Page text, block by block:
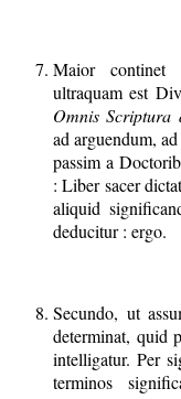
Maior continet
ultraquam est
Omnis Scriptura
ad arguendum,
passim a
: Liber sacer
aliquid
deducitur : ergo.
Secundo, ut
determinat, quid
intelligatur. Per
terminos